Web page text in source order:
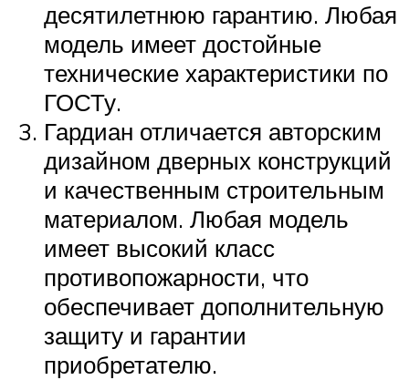
десятилетнюю гарантию. Любая
модель имеет достойные
технические характеристики по
ГОСТу.
Гардиан отличается авторским
дизайном дверных конструкций
и качественным строительным
материалом. Любая модель
имеет высокий класс
противопожарности, что
обеспечивает дополнительную
защиту и гарантии
приобретателю.